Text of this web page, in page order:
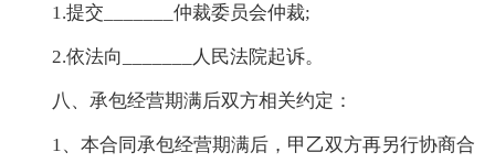
1.提交_______仲裁委员会仲裁;
2.依法向_______人民法院起诉。
八、承包经营期满后双方相关约定：
1、本合同承包经营期满后，甲乙双方再另行协商合